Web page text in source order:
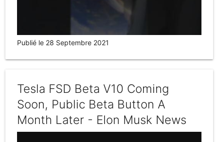
Publié le 28 Septembre 2021
Tesla FSD Beta V10 Coming
Soon, Public Beta Button A
Month Later - Elon Musk News